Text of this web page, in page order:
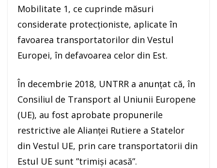
Mobilitate 1, ce cuprinde măsuri
considerate protecţioniste, aplicate în
favoarea transportatorilor din Vestul
Europei, în defavoarea celor din Est.
În decembrie 2018, UNTRR a anunţat că, în
Consiliul de Transport al Uniunii Europene
(UE), au fost aprobate propunerile
restrictive ale Alianţei Rutiere a Statelor
din Vestul UE, prin care transportatorii din
Estul UE sunt ”trimişi acasă”.